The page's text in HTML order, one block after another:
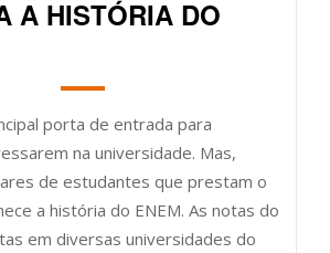
A HISTÓRIA DO
porta de entrada para
na universidade. Mas,
de estudantes que prestam o
a história do ENEM. As notas do
em diversas universidades do